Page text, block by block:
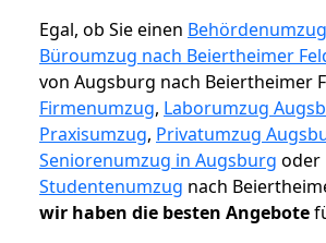
Egal, ob Sie einen
Büroumzug nach Beiertheimer
von Augsburg nach Beiertheimer
Firmenumzug, Laborumzug
Praxisumzug, Privatumzug
Seniorenumzug in Augsburg oder
Studentenumzug nach
wir haben die besten Angebote